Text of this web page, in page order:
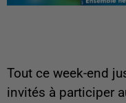
Tout ce week-end
invités à participer